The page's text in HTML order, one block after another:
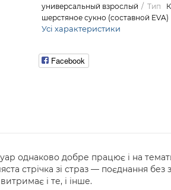
универсальный взрослый
Тип
шерстяное сукно (составной EVA)
Усі характеристики
Facebook
однаково добре працює і на
стрічка зі страз — поєднання без
і те, і інше.